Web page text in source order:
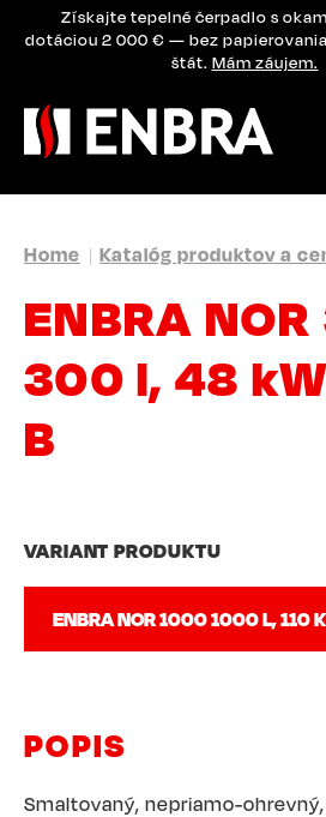
Získajte tepelné čerpadlo s
dotáciou 2 000 € — bez papierovania
štát. Mám záujem.
BREADCRUMB
Home Katalóg produktov a
ENBRA
300 l, 48
B
VARIANT PRODUKTU
POPIS
Smaltovaný, nepriamo-